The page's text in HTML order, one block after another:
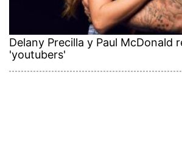
Delany Precilla y Paul McDonald
'youtubers'